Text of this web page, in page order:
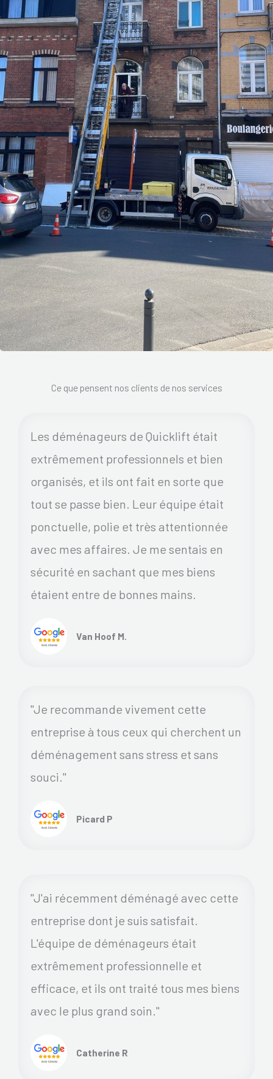
Ce que pensent nos clients de nos services
Les déménageurs de Quicklift était
extrêmement professionnels et bien
organisés, et ils ont fait en sorte que
tout se passe bien. Leur équipe était
ponctuelle, polie et très attentionnée
avec mes affaires. Je me sentais en
sécurité en sachant que mes biens
étaient entre de bonnes mains.
Van Hoof M.
"Je recommande vivement cette
entreprise à tous ceux qui cherchent un
déménagement sans stress et sans
souci."
Picard P
"J'ai récemment déménagé avec cette
entreprise dont je suis satisfait.
L'équipe de déménageurs était
extrêmement professionnelle et
efficace, et ils ont traité tous mes biens
avec le plus grand soin."
Catherine R